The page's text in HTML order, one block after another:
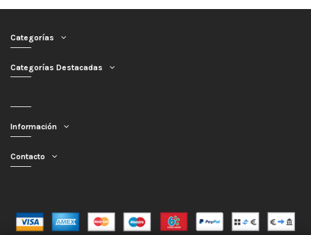
Categorías
Categorías Destacadas
Información
Contacto